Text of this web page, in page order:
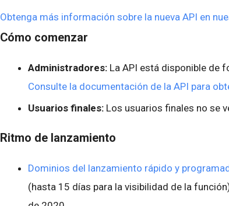
Obtenga más información sobre la nueva API en
Cómo comenzar
Administradores: La API está disponible de
Consulte la documentación de la API para
Usuarios finales: Los usuarios finales no se
Ritmo de lanzamiento
Dominios del lanzamiento rápido y
(hasta 15 días para la visibilidad de la